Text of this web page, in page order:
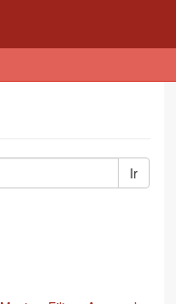
Ir